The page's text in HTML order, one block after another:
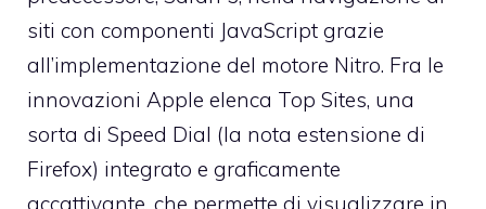
siti con componenti JavaScript grazie
all’implementazione del motore Nitro. Fra le
innovazioni Apple elenca Top Sites, una
sorta di Speed Dial (la nota estensione di
Firefox) integrato e graficamente